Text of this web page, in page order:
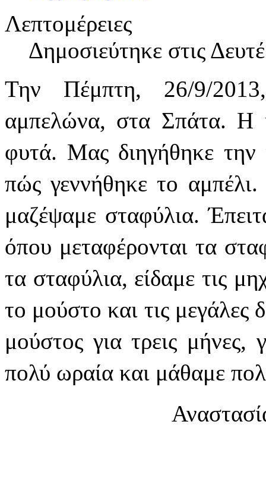
Λεπτομέρειες
Δημοσιεύτηκε στις
Την Πέμπτη, 26/9/
αμπελώνα, στα Σπάτα. Η
φυτά. Μας διηγήθηκε την
πώς γεννήθηκε το
μαζέψαμε σταφύλια.
όπου μεταφέρονται τα
τα σταφύλια, είδαμε τις
το μούστο και τις μεγάλες
μούστος για τρεις μήνες,
πολύ ωραία και μάθαμε